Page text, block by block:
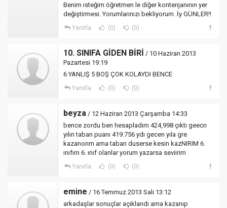
Benim isteğim öğretmen le diğer kontenjanının yer
değiştirmesi. Yorumlarınızı bekliyorum .İy GÜNLER!!
Yanıtla (0) (0)
10. SINIFA GİDEN BİRİ / 10 Haziran 2013
Pazartesi 19:19
6 YANLIŞ 5 BOŞ ÇOK KOLAYDI BENCE
Yanıtla (0) (0)
beyza / 12 Haziran 2013 Çarşamba 14:33
bence zordu ben hesapladım 424,998 çıktı geecn
yılın taban puanı 419.756 ydı gecen yıla gre
kazanorım ama taban duserse kesin kazNIRIM 6.
ınıfım 6. ınıf olanlar yorum yazarsa seviirim
Yanıtla (0) (0)
emine / 16 Temmuz 2013 Salı 13:12
arkadaşlar sonuçlar açıklandı ama kazanıp